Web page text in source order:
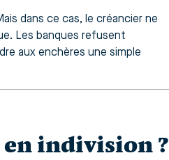
dans ce cas, le créancier ne
Les banques refusent
aux enchères une simple
indivision ?